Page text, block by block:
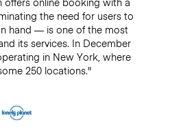
the need for users to
hand — is one of the most
its services. In December
in New York, where
250 locations."